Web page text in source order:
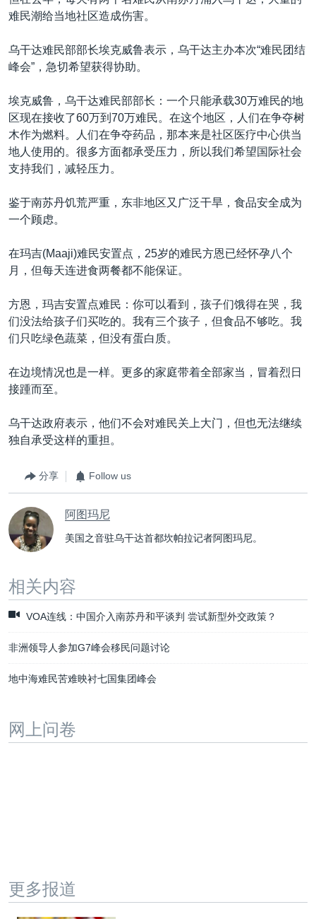
难民潮给当地社区造成伤害。
乌干达难民部部长埃克威鲁表示，乌干达主办本次“难民团结
峰会”，急切希望获得协助。
埃克威鲁，乌干达难民部部长：一个只能承载30万难民的地
区现在接收了60万到70万难民。在这个地区，人们在争夺树
木作为燃料。人们在争夺药品，那本来是社区医疗中心供当
地人使用的。很多方面都承受压力，所以我们希望国际社会
支持我们，减轻压力。
鉴于南苏丹饥荒严重，东非地区又广泛干旱，食品安全成为
一个顾虑。
在玛吉(Maaji)难民安置点，25岁的难民方恩已经怀孕八个
月，但每天连进食两餐都不能保证。
方恩，玛吉安置点难民：你可以看到，孩子们饿得在哭，我
们没法给孩子们买吃的。我有三个孩子，但食品不够吃。我
们只吃绿色蔬菜，但没有蛋白质。
在边境情况也是一样。更多的家庭带着全部家当，冒着烈日
接踵而至。
乌干达政府表示，他们不会对难民关上大门，但也无法继续
独自承受这样的重担。
分享 Follow us
阿图玛尼
美国之音驻乌干达首都坎帕拉记者阿图玛尼。
相关内容
VOA连线：中国介入南苏丹和平谈判 尝试新型外交政策？
非洲领导人参加G7峰会移民问题讨论
地中海难民苦难映衬七国集团峰会
网上问卷
更多报道